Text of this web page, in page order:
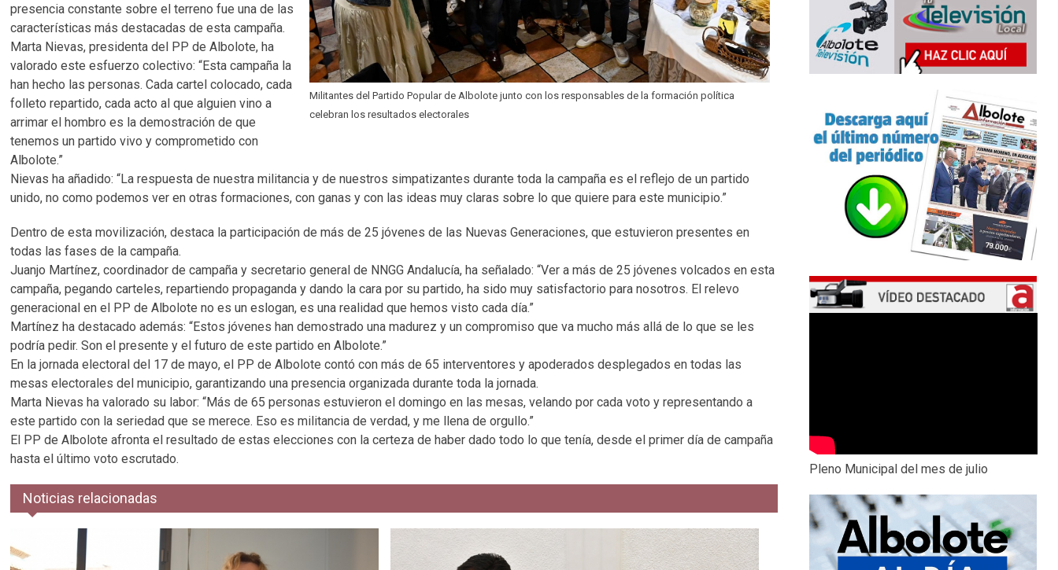
Militantes del Partido Popular de Albolote junto con los responsables de la formación política
celebran los resultados electorales
presencia constante sobre el terreno fue una de las
características más destacadas de esta campaña.
Marta Nievas, presidenta del PP de Albolote, ha
valorado este esfuerzo colectivo: “Esta campaña la
han hecho las personas. Cada cartel colocado, cada
folleto repartido, cada acto al que alguien vino a
arrimar el hombro es la demostración de que
tenemos un partido vivo y comprometido con
Albolote.”
Nievas ha añadido: “La respuesta de nuestra militancia y de nuestros simpatizantes durante toda la campaña es el reflejo de un partido
unido, no como podemos ver en otras formaciones, con ganas y con las ideas muy claras sobre lo que quiere para este municipio.”
Dentro de esta movilización, destaca la participación de más de 25 jóvenes de las Nuevas Generaciones, que estuvieron presentes en
todas las fases de la campaña.
Juanjo Martínez, coordinador de campaña y secretario general de NNGG Andalucía, ha señalado: “Ver a más de 25 jóvenes volcados en esta
campaña, pegando carteles, repartiendo propaganda y dando la cara por su partido, ha sido muy satisfactorio para nosotros. El relevo
generacional en el PP de Albolote no es un eslogan, es una realidad que hemos visto cada día.”
Martínez ha destacado además: “Estos jóvenes han demostrado una madurez y un compromiso que va mucho más allá de lo que se les
podría pedir. Son el presente y el futuro de este partido en Albolote.”
En la jornada electoral del 17 de mayo, el PP de Albolote contó con más de 65 interventores y apoderados desplegados en todas las
mesas electorales del municipio, garantizando una presencia organizada durante toda la jornada.
Marta Nievas ha valorado su labor: “Más de 65 personas estuvieron el domingo en las mesas, velando por cada voto y representando a
este partido con la seriedad que se merece. Eso es militancia de verdad, y me llena de orgullo.”
El PP de Albolote afronta el resultado de estas elecciones con la certeza de haber dado todo lo que tenía, desde el primer día de campaña
hasta el último voto escrutado.
Noticias relacionadas
Pleno Municipal del mes de julio